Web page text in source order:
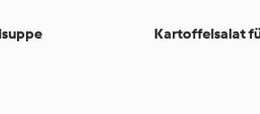
Kartoffelsalat